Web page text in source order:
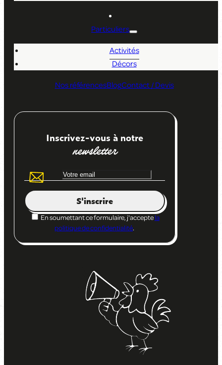
Particuliers
Activités
Décors
Nos référencesBlogContact / Devis
Inscrivez-vous à notre
newsletter
S'inscrire
En soumettant ce formulaire, j'acceptela
politique de confidentialité.